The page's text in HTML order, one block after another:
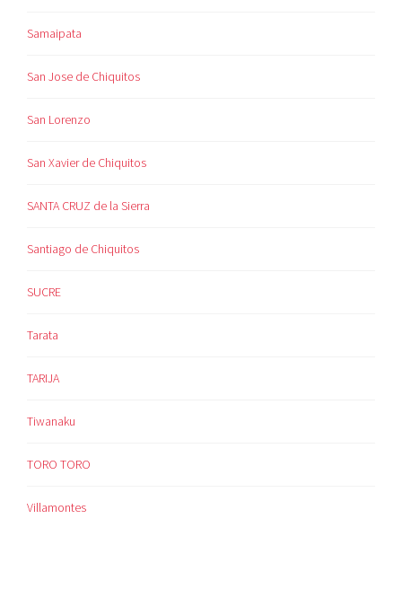
Samaipata
San Jose de Chiquitos
San Lorenzo
San Xavier de Chiquitos
SANTA CRUZ de la Sierra
Santiago de Chiquitos
SUCRE
Tarata
TARIJA
Tiwanaku
TORO TORO
Villamontes